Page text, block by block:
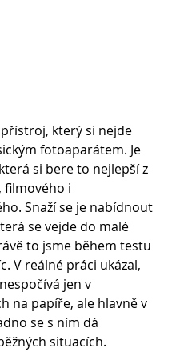
přístroj, který si nejde
fotoaparátem. Je
si bere to nejlepší z
filmového i
Snaží se je nabídnout
se vejde do malé
to jsme během testu
V reálné práci ukázal,
jen v
na papíře, ale hlavně v
se s ním dá
situacích.